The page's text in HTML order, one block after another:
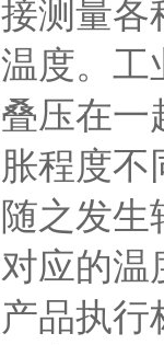
接测量
温度。工
叠压在一
胀程度不
随之发
对应的温
产品执行